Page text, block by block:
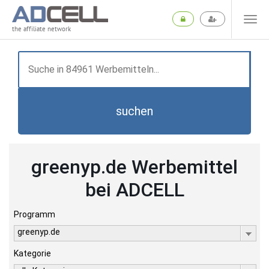
the affiliate network
suchen
greenyp.de Werbemittel
bei ADCELL
Programm
greenyp.de
Kategorie